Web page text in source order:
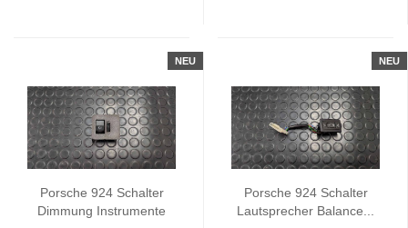
NEU
Porsche 924 Schalter
Dimmung Instrumente
NEU
Porsche 924 Schalter
Lautsprecher Balance...